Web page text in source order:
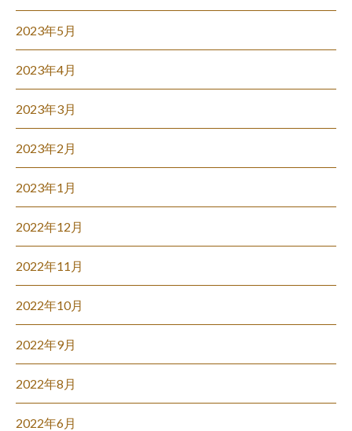
2023年5月
2023年4月
2023年3月
2023年2月
2023年1月
2022年12月
2022年11月
2022年10月
2022年9月
2022年8月
2022年6月